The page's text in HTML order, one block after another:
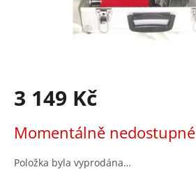
3 149 Kč
cena:
Momentálně nedostupné
Položka byla vyprodána…